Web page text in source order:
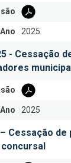
Ano 2025
- Cessação
Ano 2025
Cessação
concursal